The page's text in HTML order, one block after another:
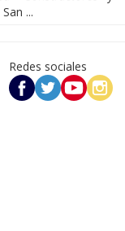
...
Redes sociales